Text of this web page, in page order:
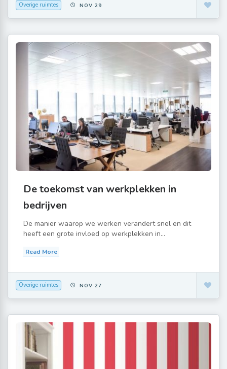
Overige ruimtes NOV 29
De toekomst van werkplekken in
bedrijven
De manier waarop we werken verandert snel en dit
heeft een grote invloed op werkplekken in...
Read More
Overige ruimtes NOV 27